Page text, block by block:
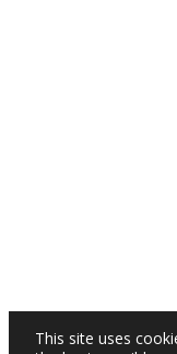
This site uses